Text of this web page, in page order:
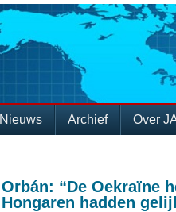
Nieuws Archief Over
Orbán: “De Oekraïne
Hongaren hadden